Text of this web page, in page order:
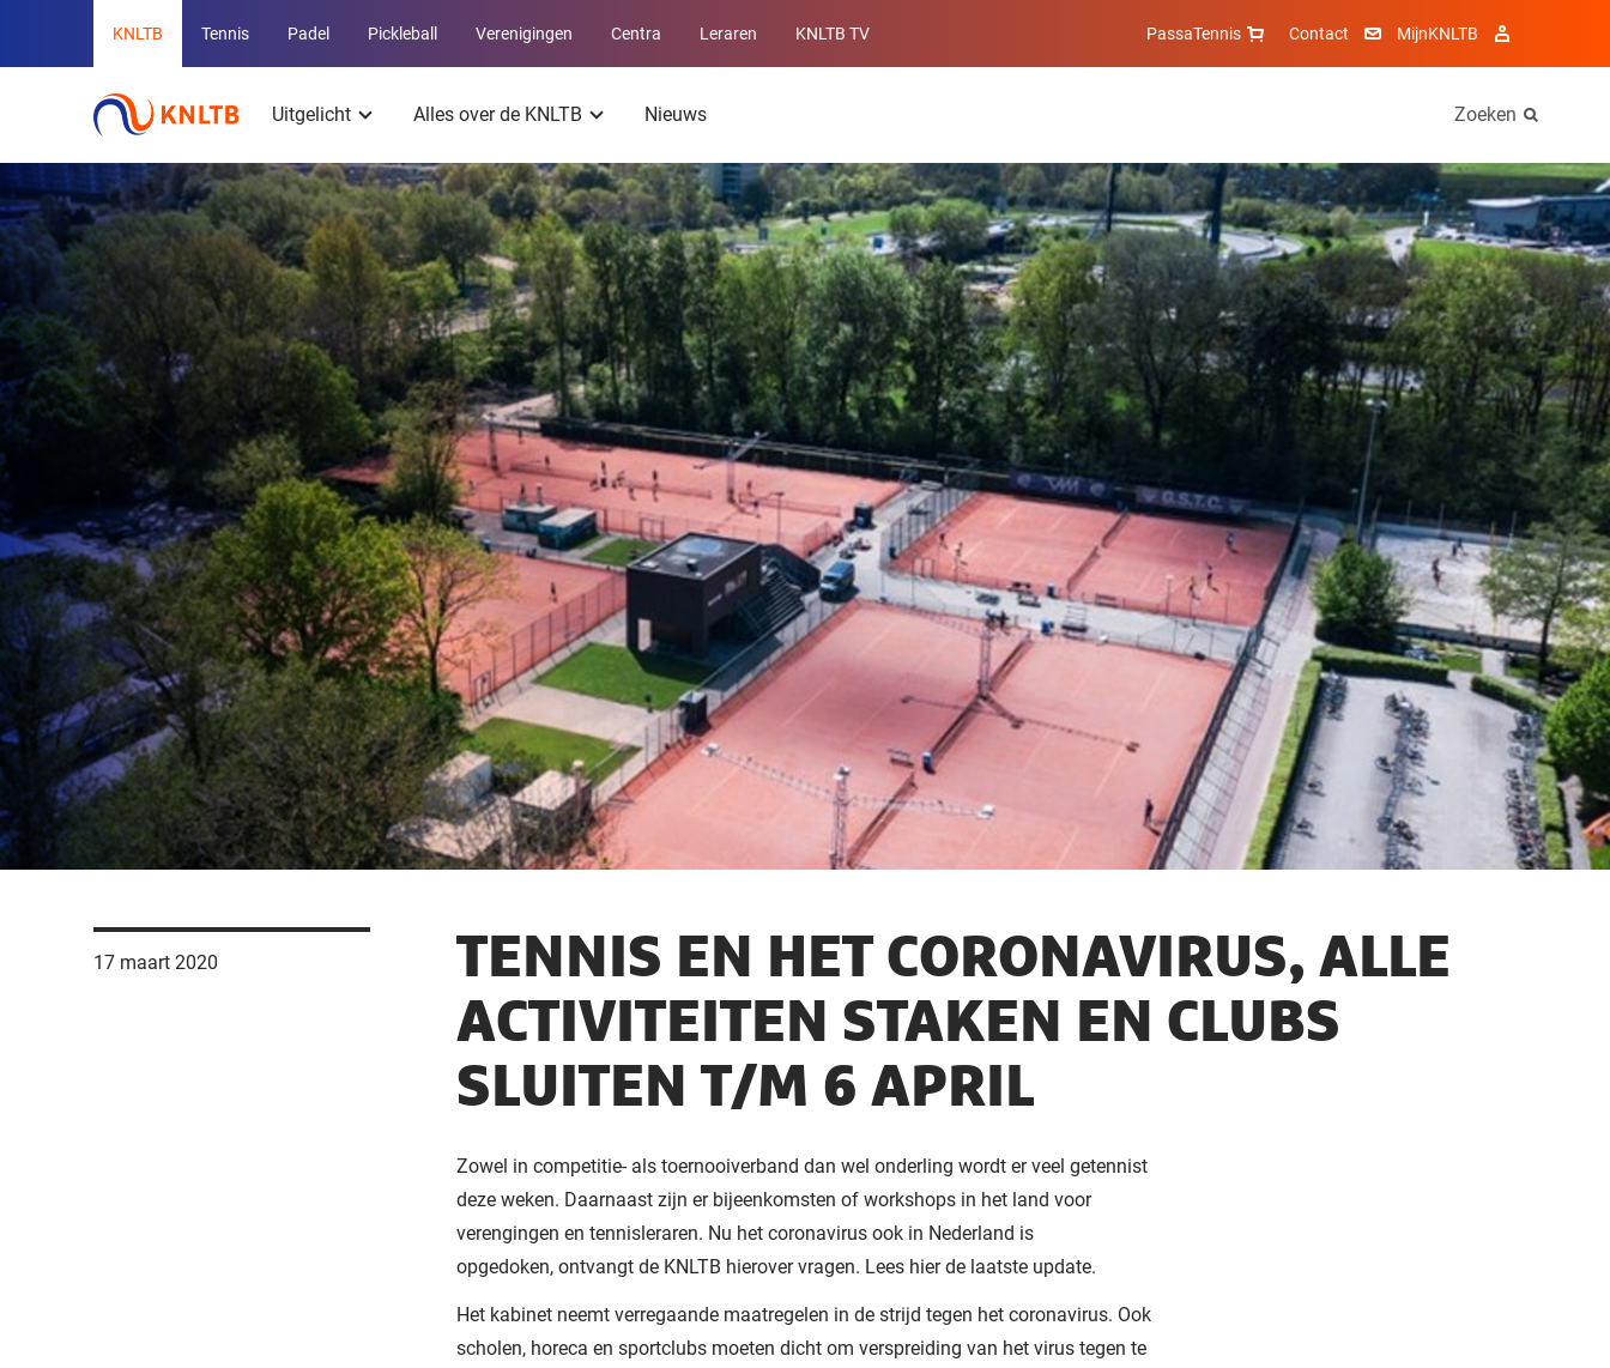
Overige
KNLTB
websites
KNLTB Tennis Padel Pickleball Verenigingen Centra Leraren KNLTB TV PassaTennis Contact MijnKNLTB
Hoofdmenu
Uitgelicht Alles over de KNLTB Nieuws Zoeken
17 maart 2020
TENNIS EN HET CORONAVIRUS, ALLE
ACTIVITEITEN STAKEN EN CLUBS
SLUITEN T/M 6 APRIL
Zowel in competitie- als toernooiverband dan wel onderling wordt er veel getennist
deze weken. Daarnaast zijn er bijeenkomsten of workshops in het land voor
verengingen en tennisleraren. Nu het coronavirus ook in Nederland is
opgedoken, ontvangt de KNLTB hierover vragen. Lees hier de laatste update.
Het kabinet neemt verregaande maatregelen in de strijd tegen het coronavirus. Ook
scholen, horeca en sportclubs moeten dicht om verspreiding van het virus tegen te